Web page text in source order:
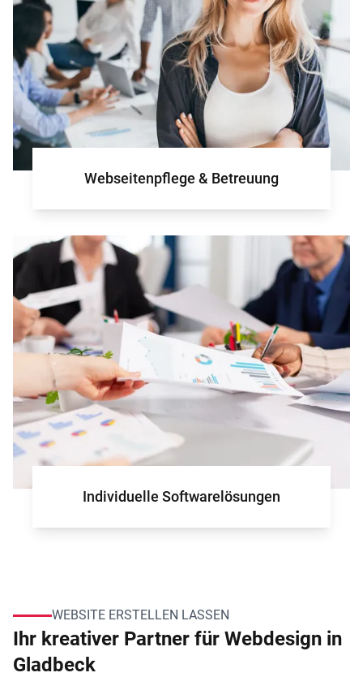
Webseitenpflege & Betreuung
Individuelle Softwarelösungenfür Ihr
WEBSITE ERSTELLEN LASSEN
Ihr kreativer Partner für Webdesign in
Gladbeck